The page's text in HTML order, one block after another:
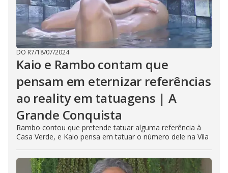
DO R7/18/07/2024
Kaio e Rambo contam que
pensam em eternizar referências
ao reality em tatuagens | A
Grande Conquista
Rambo contou que pretende tatuar alguma referência à
Casa Verde, e Kaio pensa em tatuar o número dele na Vila